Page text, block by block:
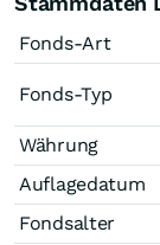
Fonds-Art
Fonds-Typ
Währung
Auflagedatum
Fondsalter